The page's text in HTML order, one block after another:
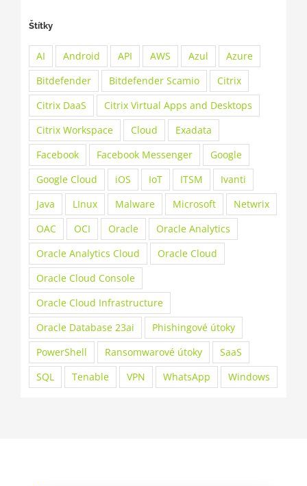
Štítky
AI Android API AWS Azul
Azure
Bitdefender
Bitdefender Scamio
Citrix
Citrix DaaS
Citrix Virtual Apps and Desktops
Citrix Workspace
Cloud
Exadata
Facebook
Facebook Messenger
Google
Google Cloud
iOS IoT ITSM
Ivanti
Java
LInux Malware Microsoft
Netwrix
OAC
OCI Oracle
Oracle Analytics
Oracle Analytics Cloud
Oracle Cloud
Oracle Cloud Console
Oracle Cloud Infrastructure
Oracle Database 23ai
Phishingové útoky
PowerShell
Ransomwarové útoky
SaaS
SQL
Tenable VPN WhatsApp Windows